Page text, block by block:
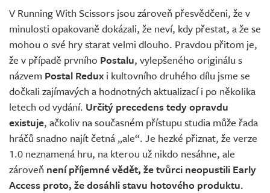
V Running With Scissors jsou zároveň přesvědčeni, že v
minulosti opakovaně dokázali, že neví, kdy přestat, a že se
mohou o své hry starat velmi dlouho. Pravdou přitom je,
že v případě prvního Postalu, vylepšeného originálu s
názvem Postal Redux i kultovního druhého dílu jsme se
dočkali zajímavých a hodnotných aktualizací i po několika
letech od vydání. Určitý precedens tedy opravdu
existuje, ačkoliv na současném přístupu studia může řada
hráčů snadno najít četná „ale“. Je hezké přiznat, že verze
1.0 neznamená hru, na kterou už nikdo nesáhne, ale
zároveň není příjemné vědět, že tvůrci neopustili Early
Access proto, že dosáhli stavu hotového produktu.